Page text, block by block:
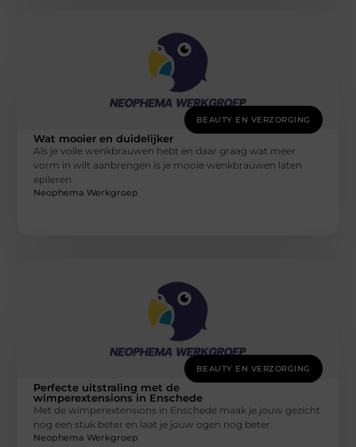
BEAUTY EN VERZORGING
Wat mooier en duidelijker
Als je volle wenkbrauwen hebt en daar graag wat meer
vorm in wilt aanbrengen is je mooie wenkbrauwen laten
epileren
Neophema Werkgroep
BEAUTY EN VERZORGING
Perfecte uitstraling met de
wimperextensions in Enschede
Met de wimperextensions in Enschede maak je jouw gezicht
nog een stuk beter en laat je jouw ogen nog beter
Neophema Werkgroep